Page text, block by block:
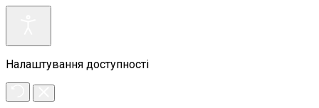
Налаштування доступності